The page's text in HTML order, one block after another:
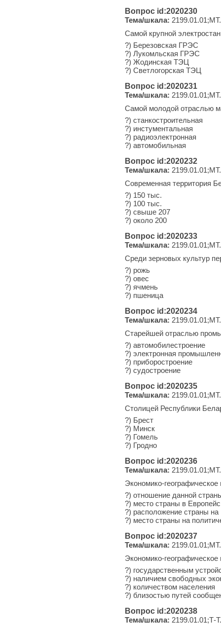
Вопрос id:2020230
Тема/шкала:
Самой крупной
?) Березовская ГРЭС
?) Лукомльская ГРЭС
?) Жодинская ТЭЦ
?) Светлогорская ТЭЦ
Вопрос id:2020231
Тема/шкала:
Самой молодой отраслью
?) станкостроительная
?) инстументальная
?) радиоэлектронная
?) автомобильная
Вопрос id:2020232
Тема/шкала:
Современная территория
?) 150 тыс.
?) 100 тыс.
?) свыше 207
?) около 200
Вопрос id:2020233
Тема/шкала:
Среди зерновых культур
?) рожь
?) овес
?) ячмень
?) пшеница
Вопрос id:2020234
Тема/шкала:
Старейшей отраслью
?) автомобилестроение
?) электронная
?) приборостроение
?) судостроение
Вопрос id:2020235
Тема/шкала:
Столицей Республики
?) Брест
?) Минск
?) Гомель
?) Гродно
Вопрос id:2020236
Тема/шкала:
Экономико-
?) отношение данной
?) место страны в
?) расположение страны на
?) место страны на
Вопрос id:2020237
Тема/шкала:
Экономико-
?) государственным
?) наличием свободных
?) количеством населения
?) близостью путей
Вопрос id:2020238
Тема/шкала: 2199.01.01;Т-